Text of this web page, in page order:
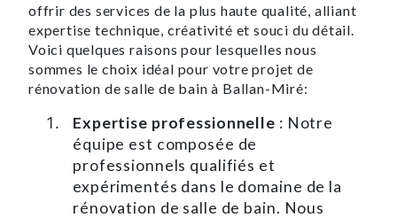
offrir des services de la plus haute qualité, alliant
expertise technique, créativité et souci du détail.
Voici quelques raisons pour lesquelles nous
sommes le choix idéal pour votre projet de
rénovation de salle de bain à Ballan-Miré:
Expertise professionnelle : Notre
équipe est composée de
professionnels qualifiés et
expérimentés dans le domaine de la
rénovation de salle de bain. Nous